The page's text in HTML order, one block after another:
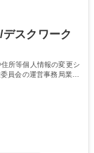
献
プの広報機能を担
たホスピタリティ
を行っておりま
スクワーク
所等個人情報の変更シ
員会の運営事務局業務